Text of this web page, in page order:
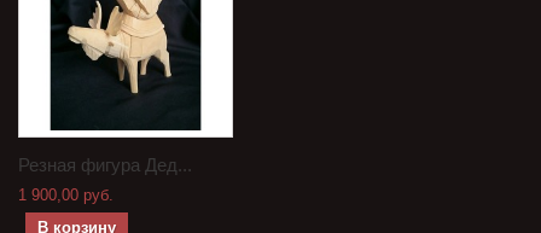
Резная фигура Дед...
1 900,00 руб.
В корзину